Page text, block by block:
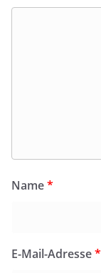
Name*
E-Mail-Adresse*